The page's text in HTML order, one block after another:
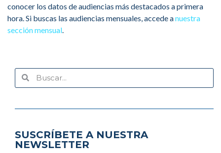
conocer los datos de audiencias más destacados a primera
hora. Si buscas las audiencias mensuales, accede anuestra
sección mensual.
SUSCRÍBETE A NUESTRA
NEWSLETTER